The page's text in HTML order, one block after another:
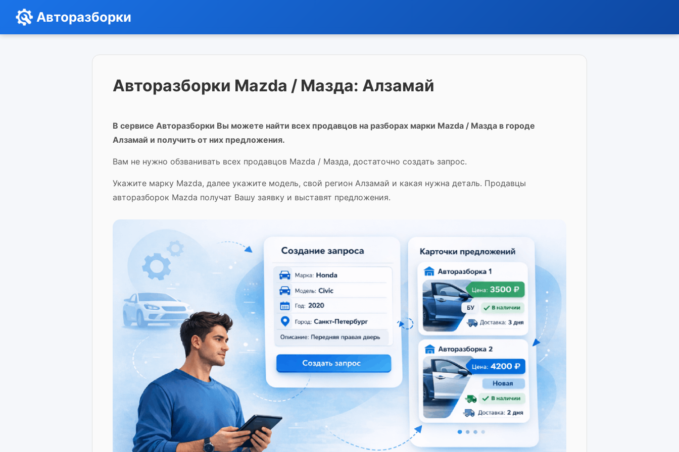
Авторазборки
Авторазборки Mazda / Мазда: Алзамай
В сервисе Авторазборки Вы можете найти всех продавцов на разборах марки Mazda / Мазда в городе
Алзамай и получить от них предложения.
Вам не нужно обзванивать всех продавцов Mazda / Мазда, достаточно создать запрос.
Укажите марку Mazda, далее укажите модель, свой регион Алзамай и какая нужна деталь. Продавцы
авторазборок Mazda получат Вашу заявку и выставят предложения.